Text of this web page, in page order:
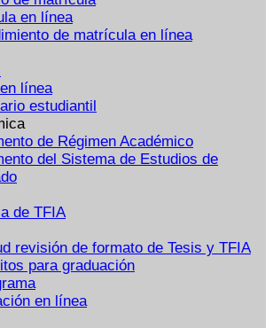
en línea
de matrícula en línea
línea
estudiantil
de Régimen Académico
del Sistema de Estudios de
de TFIA
revisión de formato de Tesis y TFIA
para graduación
en línea